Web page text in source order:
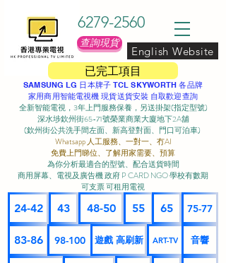
已完工項目
6279-2560
查詢現貨
English Website
SAMSUNG LG 日本牌子 TCL SKYWORTH 各品牌
家用商用智能電視機 現貨送貨安裝 自取歡迎查詢
全新智能電視，3年上門服務保養，另送掛架(指定型號)
深水埗欽州街65-71號榮業商業大廈地下2A舖
(欽州街公共洗手間左面、新高登對面、門口可泊車) ​
Whatsapp 人工服務、一對一、冇AI
免費上門睇位、了解用家需要、預算
為你分析最適合的型號、配合送貨時間
商用屏幕、電視及廣告機 政府 P CARD NGO 學校有數期
可支票 可租用電視
24-42 43 48-50 55 65 75-77
83-86 98-100 遊戲 高刷新 ART-TV 音響